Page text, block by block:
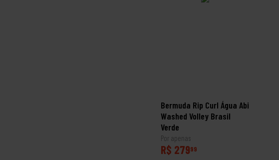
Bermuda Rip Curl Água Abi
Washed Volley Brasil
Verde
Por apenas
R$ 27999